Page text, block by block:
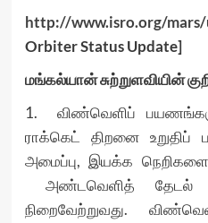
http://www.isro.org/mars/
Orbiter Status Update]
மங்கல்யான் சுற்றுளவியின்
1. விண்வெளிப்
ராக்கெட் திறனை உறுதிப்
அமைப்பு, இயக்க
அண்டவெளித் தேடல்
நிறைவேற்றுவது.